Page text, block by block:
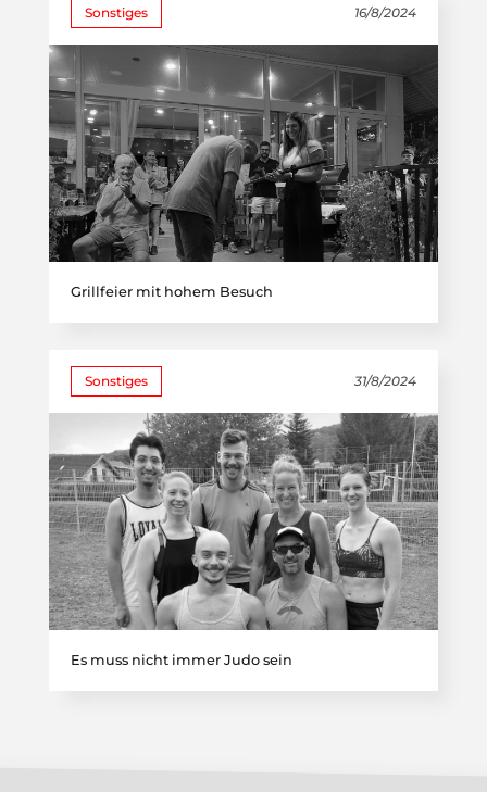
Sonstiges 16/8/2024
Grillfeier mit hohem Besuch
Sonstiges 31/8/2024
Es muss nicht immer Judo sein